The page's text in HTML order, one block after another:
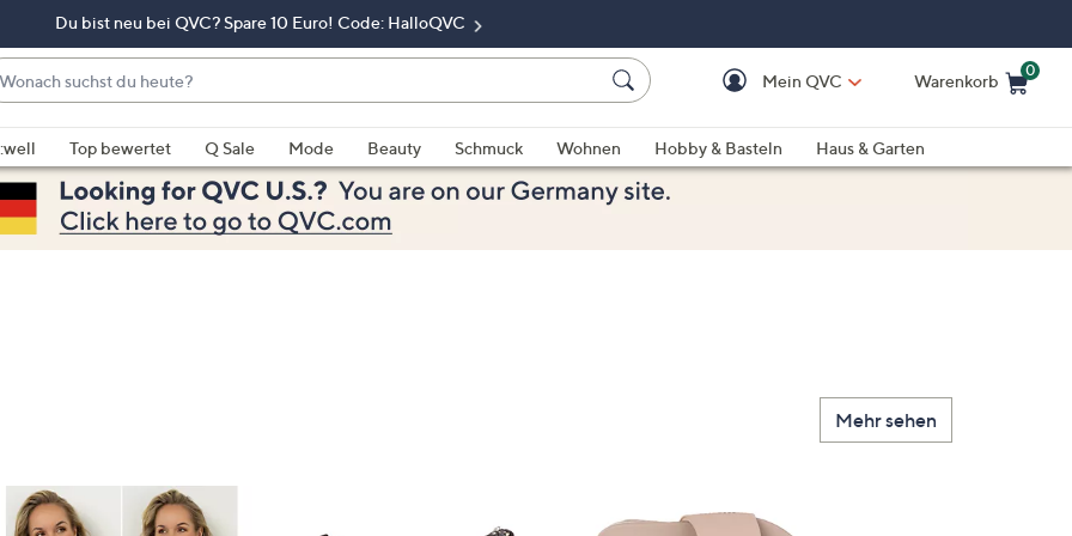
Du bist neu bei QVC? Spare 10 Euro! Code: HalloQVC
Mein QVC Warenkorb
0
Top bewertet Q Sale Mode Beauty Schmuck Wohnen Hobby & Basteln
Haus & Garten
Mehr sehen